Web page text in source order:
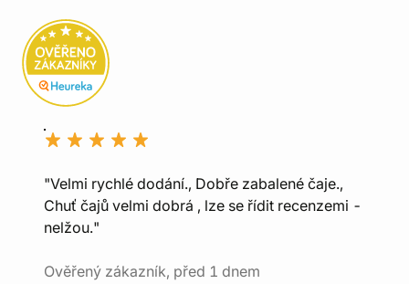
"Velmi rychlé dodání., Dobře zabalené čaje.,
Chuť čajů velmi dobrá , lze se řídit recenzemi -
nelžou."
Ověřený zákazník, před 1 dnem